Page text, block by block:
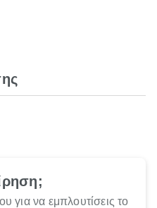
για να εμπλουτίσεις το